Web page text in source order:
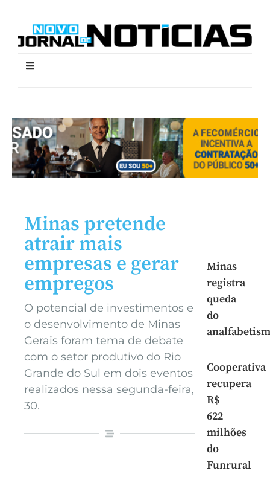
Minas pretende
atrair mais
empresas e gerar
empregos
O potencial de investimentos e
o desenvolvimento de Minas
Gerais foram tema de debate
com o setor produtivo do Rio
Grande do Sul em dois eventos
realizados nessa segunda-feira,
30.
Minas
registra
queda
do
Cooperativa
recupera
R$
622
milhões
do
Funrural